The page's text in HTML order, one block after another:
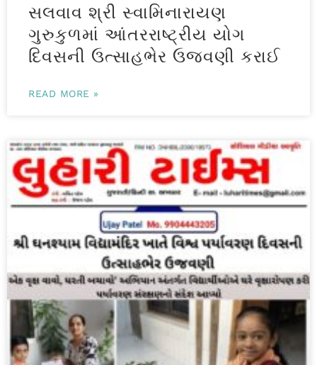
સલવાવ શ્રી સ્વામિનારાયણ
ગુરુકુળમાં આંતરરાષ્ટ્રીય યોગ
દિવસની ઉત્સાહભેર ઉજવણી કરાઈ
READ MORE »